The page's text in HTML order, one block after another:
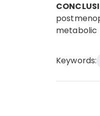
metabolic
Keywords: